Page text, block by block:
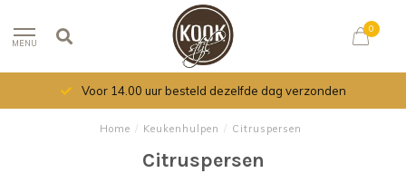
MENU
0
Voor 14.00 uur besteld dezelfde dag verzonden
Home / Keukenhulpen / Citruspersen
Citruspersen